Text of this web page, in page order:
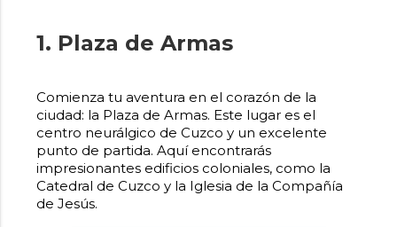
1. Plaza de Armas
Comienza tu aventura en el corazón de la
ciudad: la Plaza de Armas. Este lugar es el
centro neurálgico de Cuzco y un excelente
punto de partida. Aquí encontrarás
impresionantes edificios coloniales, como la
Catedral de Cuzco y la Iglesia de la Compañía
de Jesús.